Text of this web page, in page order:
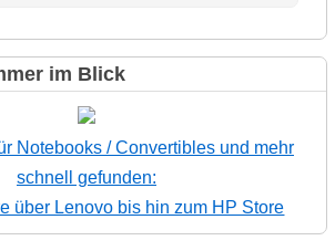
im Blick
Notebooks / Convertibles und mehr
schnell gefunden:
über Lenovo bis hin zum HP Store